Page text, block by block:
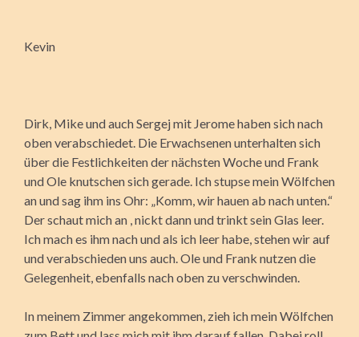
Kevin
Dirk, Mike und auch Sergej mit Jerome haben sich nach
oben verabschiedet. Die Erwachsenen unterhalten sich
über die Festlichkeiten der nächsten Woche und Frank
und Ole knutschen sich gerade. Ich stupse mein Wölfchen
an und sag ihm ins Ohr: „Komm, wir hauen ab nach unten.“
Der schaut mich an , nickt dann und trinkt sein Glas leer.
Ich mach es ihm nach und als ich leer habe, stehen wir auf
und verabschieden uns auch. Ole und Frank nutzen die
Gelegenheit, ebenfalls nach oben zu verschwinden.
In meinem Zimmer angekommen, zieh ich mein Wölfchen